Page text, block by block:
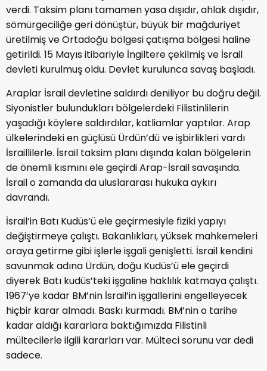
verdi. Taksim planı tamamen yasa dışıdır, ahlak dışıdır,
sömürgeciliğe geri dönüştür, büyük bir mağduriyet
üretilmiş ve Ortadoğu bölgesi çatışma bölgesi haline
getirildi. 15 Mayıs itibariyle İngiltere çekilmiş ve İsrail
devleti kurulmuş oldu. Devlet kurulunca savaş başladı.
Araplar İsrail devletine saldırdı deniliyor bu doğru değil.
Siyonistler bulundukları bölgelerdeki Filistinlilerin
yaşadığı köylere saldırdılar, katliamlar yaptılar. Arap
ülkelerindeki en güçlüsü Ürdün’dü ve işbirlikleri vardı
İsraillilerle. İsrail taksim planı dışında kalan bölgelerin
de önemli kısmını ele geçirdi Arap-İsrail savaşında.
İsrail o zamanda da uluslararası hukuka aykırı
davrandı.
İsrail’in Batı Kudüs’ü ele geçirmesiyle fiziki yapıyı
değiştirmeye çalıştı. Bakanlıkları, yüksek mahkemeleri
oraya getirme gibi işlerle işgali genişletti. İsrail kendini
savunmak adına Ürdün, doğu Kudüs’ü ele geçirdi
diyerek Batı kudüs’teki işgaline haklılık katmaya çalıştı.
1967’ye kadar BM’nin İsrail’in işgallerini engelleyecek
hiçbir karar almadı. Baskı kurmadı. BM’nin o tarihe
kadar aldığı kararlara baktığımızda Filistinli
mültecilerle ilgili kararları var. Mülteci sorunu var dedi
sadece.